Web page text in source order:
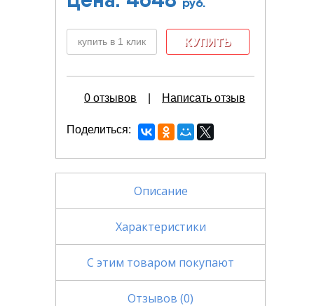
купить в 1 клик
0 отзывов Написать отзыв
Поделиться
Описание
Характеристики
С этим товаром покупают
Отзывов (0)